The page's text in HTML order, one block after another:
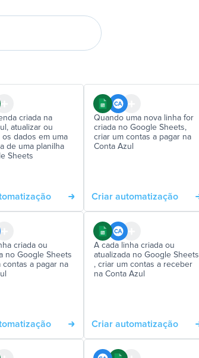
criada na
atualizar ou
os dados em uma
de uma planilha
Sheets
Quando uma nova linha for
criada no Google Sheets,
criar um contas a pagar na
Conta Azul
Criar automatização
criada ou
no Google Sheets
contas a pagar na
A cada linha criada ou
atualizada no Google Sheets
, criar um contas a receber
na Conta Azul
Criar automatização